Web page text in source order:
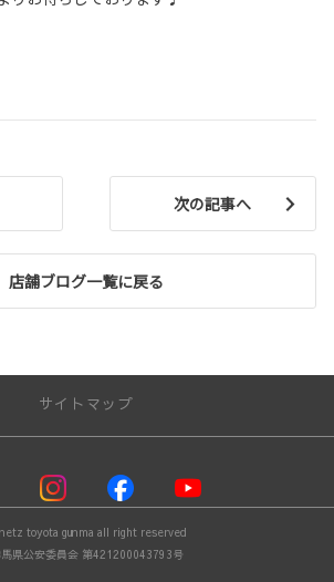
店舗ブログ一覧に戻る
次の記事へ
サイトマップ
toyota gunma all right reserved
県公安委員会 第421200043793号